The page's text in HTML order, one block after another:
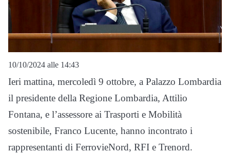
10/10/2024 alle 14:43
Ieri mattina, mercoledì 9 ottobre, a Palazzo Lombardia
il presidente della Regione Lombardia, Attilio
Fontana, e l’assessore ai Trasporti e Mobilità
sostenibile, Franco Lucente, hanno incontrato i
rappresentanti di FerrovieNord, RFI e Trenord.